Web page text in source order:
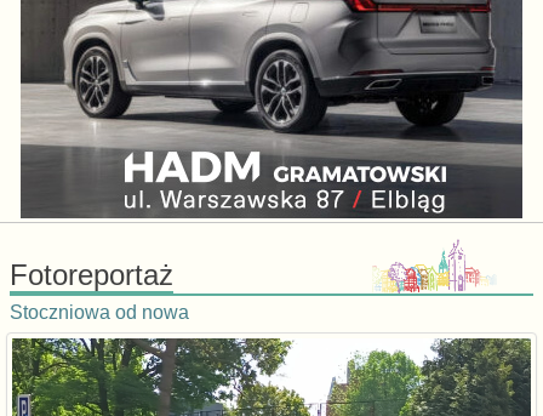
Fotoreportaż
Stoczniowa od nowa